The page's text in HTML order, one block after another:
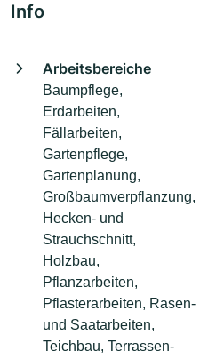
Info
Arbeitsbereiche
Baumpflege,
Erdarbeiten,
Fällarbeiten,
Gartenpflege,
Gartenplanung,
Großbaumverpflanzung,
Hecken- und
Strauchschnitt,
Holzbau,
Pflanzarbeiten,
Pflasterarbeiten, Rasen-
und Saatarbeiten,
Teichbau, Terrassen-